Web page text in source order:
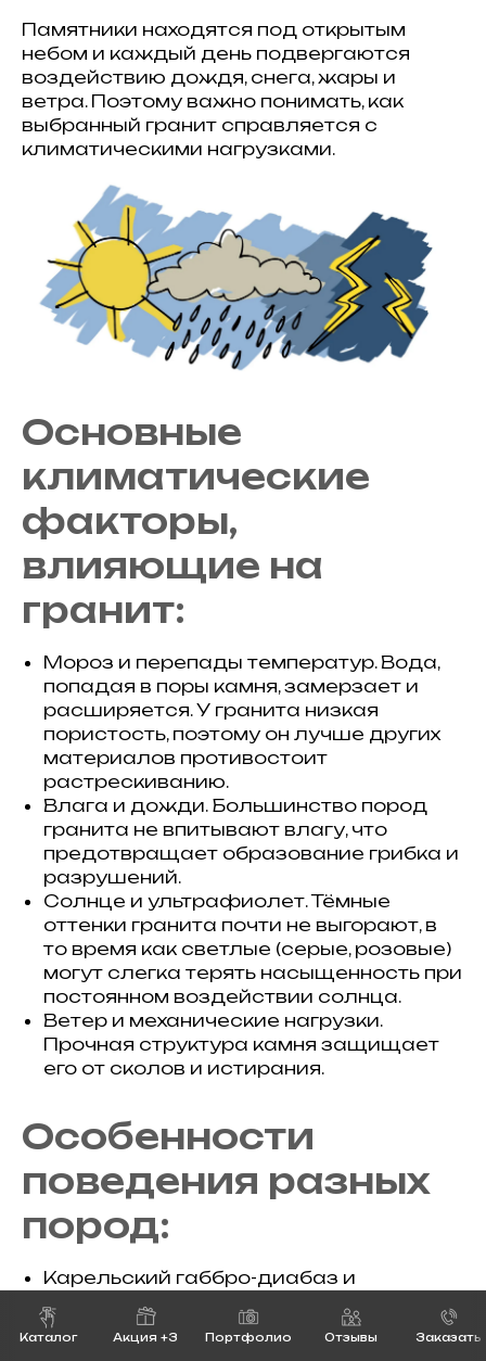
Каталог Акция +3 Портфолио Отзывы Заказать
Памятники находятся под открытым
небом и каждый день подвергаются
воздействию дождя, снега, жары и
ветра. Поэтому важно понимать, как
выбранный гранит справляется с
климатическими нагрузками.
Основные
климатические
факторы,
влияющие на
гранит:
Мороз и перепады температур. Вода,
попадая в поры камня, замерзает и
расширяется. У гранита низкая
пористость, поэтому он лучше других
материалов противостоит
растрескиванию.
Влага и дожди. Большинство пород
гранита не впитывают влагу, что
предотвращает образование грибка и
разрушений.
Солнце и ультрафиолет. Тёмные
оттенки гранита почти не выгорают, в
то время как светлые (серые, розовые)
могут слегка терять насыщенность при
постоянном воздействии солнца.
Ветер и механические нагрузки.
Прочная структура камня защищает
его от сколов и истирания.
Особенности
поведения разных
пород:
Карельский габбро-диабаз и
дымовский гранит отлично переносят
суровые зимы и годятся для регионов с
резкими перепадами температур.